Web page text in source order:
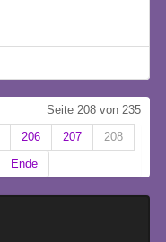
Seite 208 von 235
206 207
208
Ende